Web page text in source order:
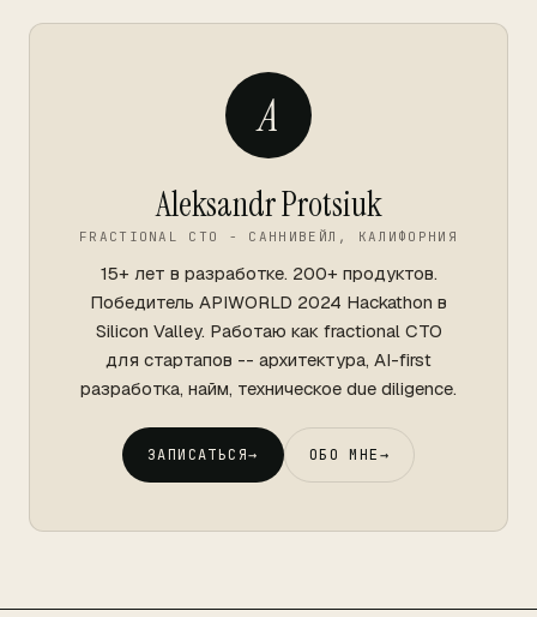
A
Aleksandr Protsiuk
FRACTIONAL CTO - САННИВЕЙЛ, КАЛИФОРНИЯ
15+ лет в разработке. 200+ продуктов.
Победитель APIWORLD 2024 Hackathon в
Silicon Valley. Работаю как fractional CTO
для стартапов -- архитектура, AI-first
разработка, найм, техническое due diligence.
ЗАПИСАТЬСЯ→ ОБО МНЕ→